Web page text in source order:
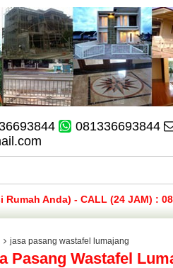
081336693844
Rumah Anda) - CALL (24 JAM) :
jasa pasang wastafel lumajang
Pasang Wastafel